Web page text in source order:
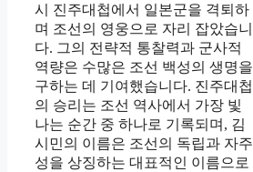
시 진주대첩에서 일본군을 격퇴하
며 조선의 영웅으로 자리 잡았습니
다. 그의 전략적 통찰력과 군사적
역량은 수많은 조선 백성의 생명을
구하는 데 기여했습니다. 진주대첩
의 승리는 조선 역사에서 가장 빛
나는 순간 중 하나로 기록되며, 김
시민의 이름은 조선의 독립과 자주
성을 상징하는 대표적인 이름으로